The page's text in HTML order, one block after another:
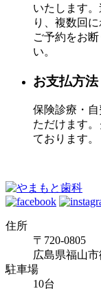
いたします
り、複数回
ご予約をお
い。
お支払方法
保険診療・自
ただけます
ております。
住所
〒720-0805
広島県福山
駐車場
10台